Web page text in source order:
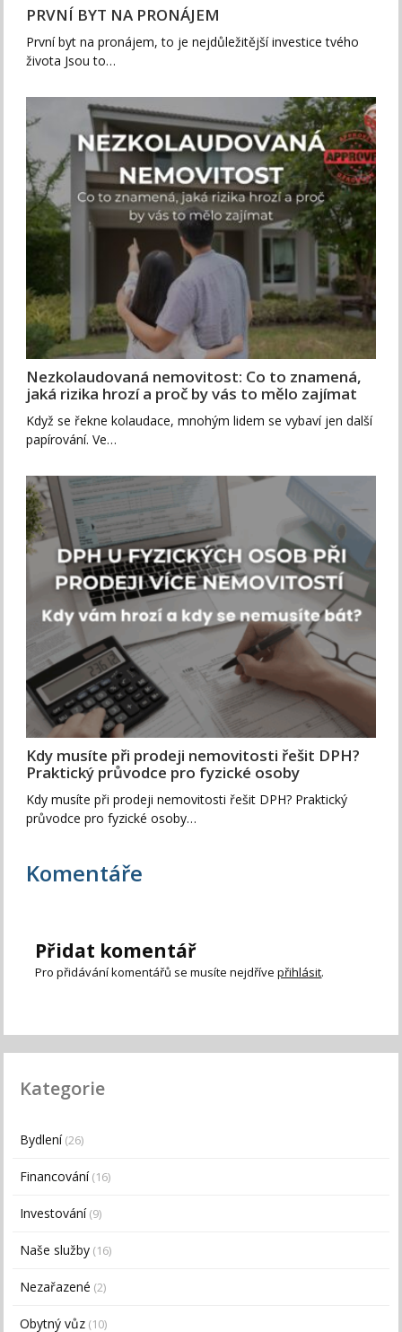
PRVNÍ BYT NA PRONÁJEM
První byt na pronájem, to je nejdůležitější investice tvého
života Jsou to…
Nezkolaudovaná nemovitost: Co to znamená,
jaká rizika hrozí a proč by vás to mělo zajímat
Když se řekne kolaudace, mnohým lidem se vybaví jen další
papírování. Ve…
Kdy musíte při prodeji nemovitosti řešit DPH?
Praktický průvodce pro fyzické osoby
Kdy musíte při prodeji nemovitosti řešit DPH? Praktický
průvodce pro fyzické osoby…
Komentáře
Přidat komentář
Pro přidávání komentářů se musíte nejdřívepřihlásit.
Kategorie
Bydlení(26)
Financování(16)
Investování(9)
Naše služby (16)
Nezařazené (2)
Obytný vůz (10)